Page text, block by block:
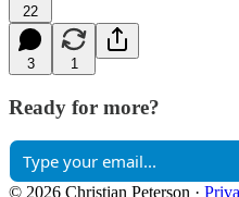
22
3 1
Ready for more?
© 2026 Christian Peterson ·